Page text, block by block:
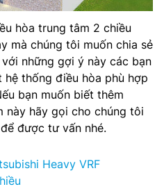
hòa trung tâm 2 chiều
mà chúng tôi muốn chia sẻ
những gợi ý này các bạn
thống điều hòa phù hợp
bạn muốn biết thêm
này hãy gọi cho chúng tôi
được tư vấn nhé.
Heavy VRF